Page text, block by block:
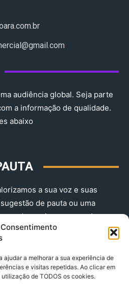
ajudar a melhorar a sua experiência de
e visitas repetidas. Ao clicar em
de TODOS os cookies.
audiência global. Seja parte
a informação de qualidade.
abaixo
a sua voz e suas
de pauta ou uma
envie-nos agora!